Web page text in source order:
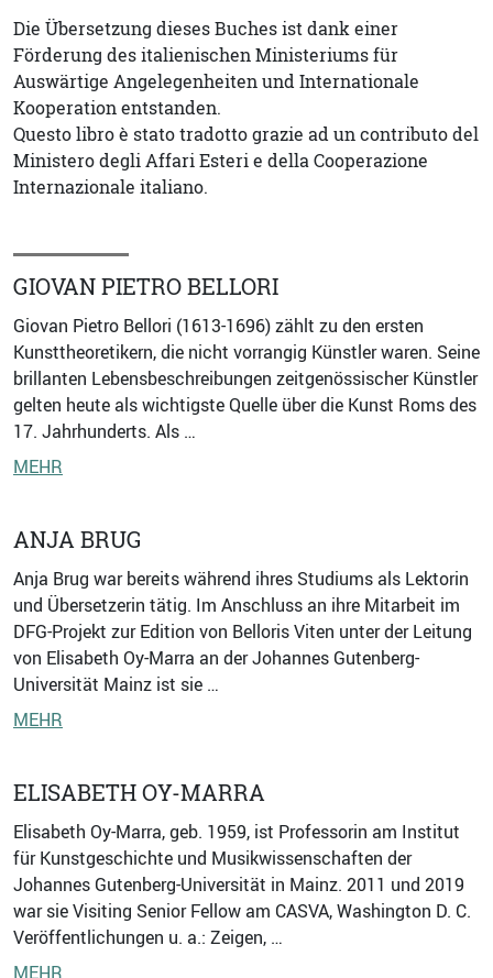
Die Übersetzung dieses Buches ist dank einer
Förderung des italienischen Ministeriums für
Auswärtige Angelegenheiten und Internationale
Kooperation entstanden.
Questo libro è stato tradotto grazie ad un contributo del
Ministero degli Affari Esteri e della Cooperazione
Internazionale italiano.
GIOVAN PIETRO BELLORI
Giovan Pietro Bellori (1613-1696) zählt zu den ersten
Kunsttheoretikern, die nicht vorrangig Künstler waren. Seine
brillanten Lebensbeschreibungen zeitgenössischer Künstler
gelten heute als wichtigste Quelle über die Kunst Roms des
17. Jahrhunderts. Als …
MEHR
ANJA BRUG
Anja Brug war bereits während ihres Studiums als Lektorin
und Übersetzerin tätig. Im Anschluss an ihre Mitarbeit im
DFG-Projekt zur Edition von Belloris Viten unter der Leitung
von Elisabeth Oy-Marra an der Johannes Gutenberg-
Universität Mainz ist sie …
MEHR
ELISABETH OY-MARRA
Elisabeth Oy-Marra, geb. 1959, ist Professorin am Institut
für Kunstgeschichte und Musikwissenschaften der
Johannes Gutenberg-Universität in Mainz. 2011 und 2019
war sie Visiting Senior Fellow am CASVA, Washington D. C.
Veröffentlichungen u. a.: Zeigen, …
MEHR